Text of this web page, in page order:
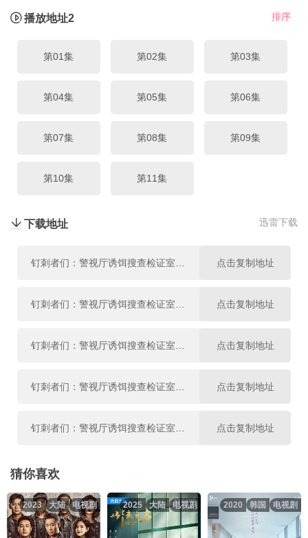
排序
播放地址2
第01集 第02集 第03集
第04集 第05集 第06集
第07集 第08集 第09集
第10集 第11集
迅雷下载
下载地址
点击复制地址
点击复制地址
点击复制地址
点击复制地址
点击复制地址
钉刺者们：警视厅诱饵搜查检证室第07集.mp4 点击复制地址
猜你喜欢
电视剧
大陆
2023 电视剧
大陆
2025 电视剧
韩国
2020